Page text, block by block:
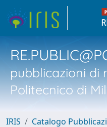
pubblicazioni di
Politecnico di
IRIS
Catalogo